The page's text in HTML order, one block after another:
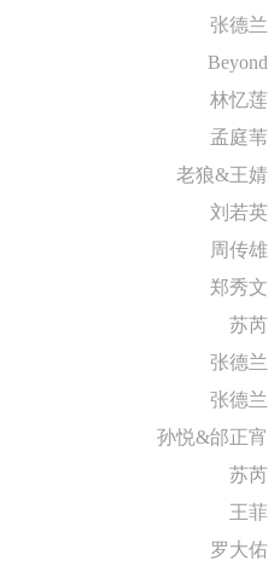
张德兰
Beyond
林忆莲
孟庭苇
老狼&王婧
刘若英
周传雄
郑秀文
苏芮
张德兰
张德兰
孙悦&邰正宵
苏芮
王菲
罗大佑